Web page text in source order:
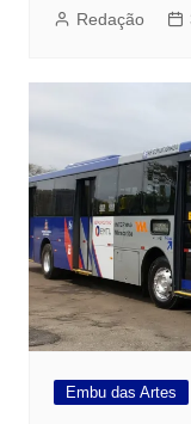
Redação
Embu das Artes